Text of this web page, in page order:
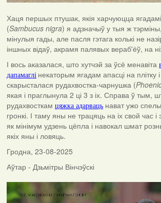
Хаця першых птушак, якія харчуюцца
(Sambucus nigra) я адзначыў у тыя ж
мінулыя гады, але пасля гэтага колькі не
іншных відаў, акрамя палявых вераб'ёў, на
І вось аказалася, што хутчэй за ўсё менавіта
дапамаглі некаторым ягадам апасці на плітку
скарысталася рудахвостка-чарнушка (
якая і праглынула 2 ці 3 з іх. Справа ў тым,
рудахвосткам цяжка адарвацьнават ужо
гронкі. І таму яны не трацяць на іх свой час і
як мінімум удзень цёпла і навокал шмат
якіх яны і ловяць.
Гродна, 23-08-2025
Аўтар - Дзьмітры Вінчэўскі